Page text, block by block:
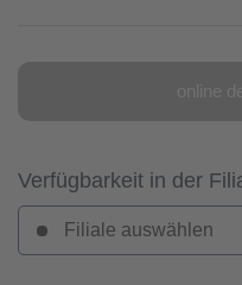
Verfügbarkeit in der
Filiale auswählen